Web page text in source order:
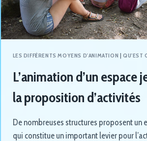
LES DIFFÉRENTS MOYENS D'ANIMATION | QU'EST
L’animation d’un espace
la proposition d’activités
De nombreuses structures proposent un
qui constitue un important levier pour